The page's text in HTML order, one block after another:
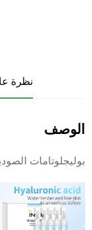
نظرة
الوصف
بوليجلوتامات